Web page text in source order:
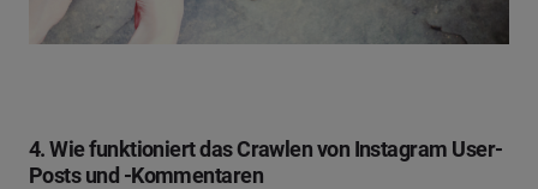
4. Wie funktioniert das Crawlen von Instagram User-
Posts und -Kommentaren